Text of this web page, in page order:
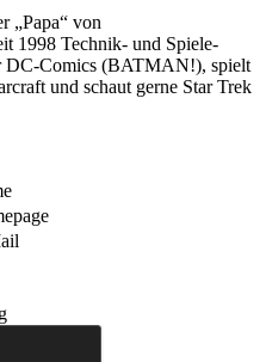
„Papa“ von
1998 Technik- und Spiele-
DC-Comics (BATMAN!), spielt
und schaut gerne Star Trek